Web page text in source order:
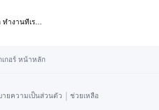
เกอร์ หน้าหลัก
ายความเป็นส่วนตัว | ช่วยเหลือ